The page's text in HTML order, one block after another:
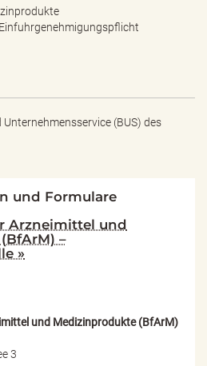
Unternehmensservice (BUS) des
und Formulare
Arzneimittel und
–
»
und Medizinprodukte (BfArM)
3